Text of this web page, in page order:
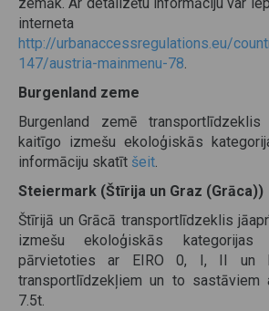
zemāk. Ar detalizētu informāciju var
interneta
http://urbanaccessregulations.eu/
147/austria-mainmenu-78.
Burgenland zeme
Burgenland zemē
kaitīgo izmešu ekoloģiskās
informāciju skatīt šeit.
Steiermark (Štīrija un Graz (Grāca))
Štīrijā un Grācā transportlīdzeklis
izmešu ekoloģiskās
pārvietoties ar EIRO 0, I, II un
transportlīdzekļiem un to sastāviem
7.5t.